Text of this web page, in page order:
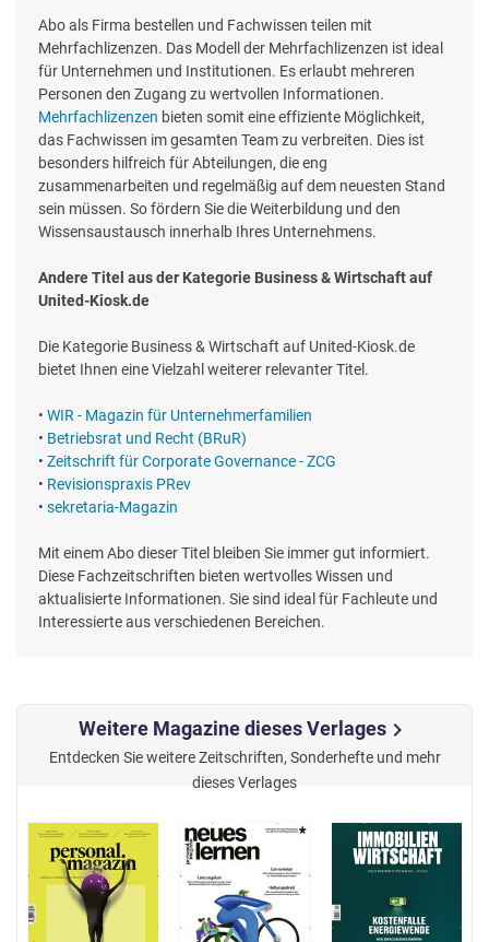
Abo als Firma bestellen und Fachwissen teilen mit
Mehrfachlizenzen. Das Modell der Mehrfachlizenzen ist ideal
für Unternehmen und Institutionen. Es erlaubt mehreren
Personen den Zugang zu wertvollen Informationen.
Mehrfachlizenzen bieten somit eine effiziente Möglichkeit,
das Fachwissen im gesamten Team zu verbreiten. Dies ist
besonders hilfreich für Abteilungen, die eng
zusammenarbeiten und regelmäßig auf dem neuesten Stand
sein müssen. So fördern Sie die Weiterbildung und den
Wissensaustausch innerhalb Ihres Unternehmens.
Andere Titel aus der Kategorie Business & Wirtschaft auf
United-Kiosk.de
Die Kategorie Business & Wirtschaft auf United-Kiosk.de
bietet Ihnen eine Vielzahl weiterer relevanter Titel.
• WIR - Magazin für Unternehmerfamilien
• Betriebsrat und Recht (BRuR)
• Zeitschrift für Corporate Governance - ZCG
• Revisionspraxis PRev
• sekretaria-Magazin
Mit einem Abo dieser Titel bleiben Sie immer gut informiert.
Diese Fachzeitschriften bieten wertvolles Wissen und
aktualisierte Informationen. Sie sind ideal für Fachleute und
Interessierte aus verschiedenen Bereichen.
Weitere Magazine dieses Verlageschevron_right
Entdecken Sie weitere Zeitschriften, Sonderhefte und mehr
dieses Verlages